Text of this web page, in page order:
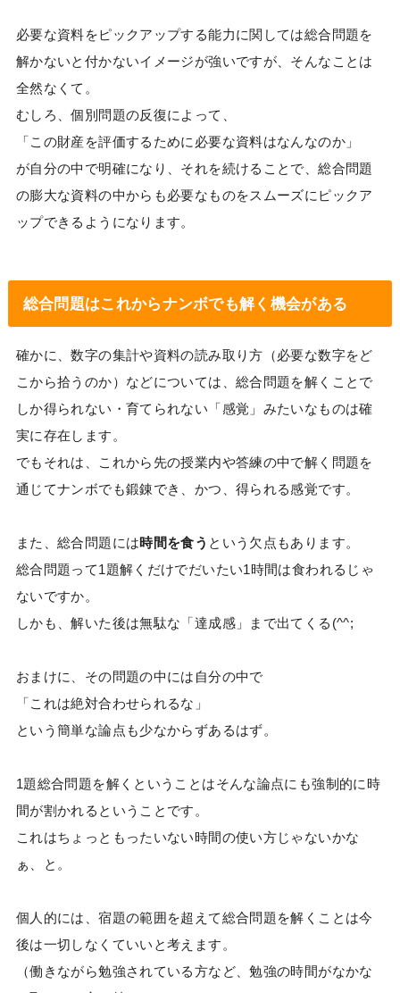
必要な資料をピックアップする能力に関しては総合問題を
解かないと付かないイメージが強いですが、そんなことは
全然なくて。
むしろ、個別問題の反復によって、
「この財産を評価するために必要な資料はなんなのか」
が自分の中で明確になり、それを続けることで、総合問題
の膨大な資料の中からも必要なものをスムーズにピックア
ップできるようになります。
総合問題はこれからナンボでも解く機会がある
確かに、数字の集計や資料の読み取り方（必要な数字をど
こから拾うのか）などについては、総合問題を解くことで
しか得られない・育てられない「感覚」みたいなものは確
実に存在します。
でもそれは、これから先の授業内や答練の中で解く問題を
通じてナンボでも鍛錬でき、かつ、得られる感覚です。
また、総合問題には時間を食う という欠点もあります。
総合問題って1題解くだけでだいたい1時間は食われるじゃ
ないですか。
しかも、解いた後は無駄な「達成感」まで出てくる(^^;
おまけに、その問題の中には自分の中で
「これは絶対合わせられるな」
という簡単な論点も少なからずあるはず。
1題総合問題を解くということはそんな論点にも強制的に時
間が割かれるということです。
これはちょっともったいない時間の使い方じゃないかな
ぁ、と。
個人的には、宿題の範囲を超えて総合問題を解くことは今
後は一切しなくていいと考えます。
（働きながら勉強されている方など、勉強の時間がなかな